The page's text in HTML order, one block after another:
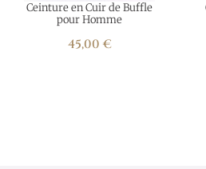
Ceinture en Cuir de Buffle
pour Homme
45,00 €